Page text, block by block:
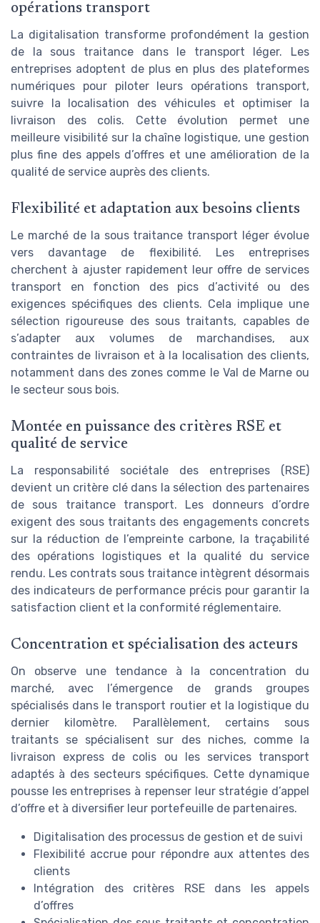
opérations transport
La digitalisation transforme profondément la gestion
de la sous traitance dans le transport léger. Les
entreprises adoptent de plus en plus des plateformes
numériques pour piloter leurs opérations transport,
suivre la localisation des véhicules et optimiser la
livraison des colis. Cette évolution permet une
meilleure visibilité sur la chaîne logistique, une gestion
plus fine des appels d’offres et une amélioration de la
qualité de service auprès des clients.
Flexibilité et adaptation aux besoins clients
Le marché de la sous traitance transport léger évolue
vers davantage de flexibilité. Les entreprises
cherchent à ajuster rapidement leur offre de services
transport en fonction des pics d’activité ou des
exigences spécifiques des clients. Cela implique une
sélection rigoureuse des sous traitants, capables de
s’adapter aux volumes de marchandises, aux
contraintes de livraison et à la localisation des clients,
notamment dans des zones comme le Val de Marne ou
le secteur sous bois.
Montée en puissance des critères RSE et
qualité de service
La responsabilité sociétale des entreprises (RSE)
devient un critère clé dans la sélection des partenaires
de sous traitance transport. Les donneurs d’ordre
exigent des sous traitants des engagements concrets
sur la réduction de l’empreinte carbone, la traçabilité
des opérations logistiques et la qualité du service
rendu. Les contrats sous traitance intègrent désormais
des indicateurs de performance précis pour garantir la
satisfaction client et la conformité réglementaire.
Concentration et spécialisation des acteurs
On observe une tendance à la concentration du
marché, avec l’émergence de grands groupes
spécialisés dans le transport routier et la logistique du
dernier kilomètre. Parallèlement, certains sous
traitants se spécialisent sur des niches, comme la
livraison express de colis ou les services transport
adaptés à des secteurs spécifiques. Cette dynamique
pousse les entreprises à repenser leur stratégie d’appel
d’offre et à diversifier leur portefeuille de partenaires.
Digitalisation des processus de gestion et de suivi
Flexibilité accrue pour répondre aux attentes des
clients
Intégration des critères RSE dans les appels
d’offres